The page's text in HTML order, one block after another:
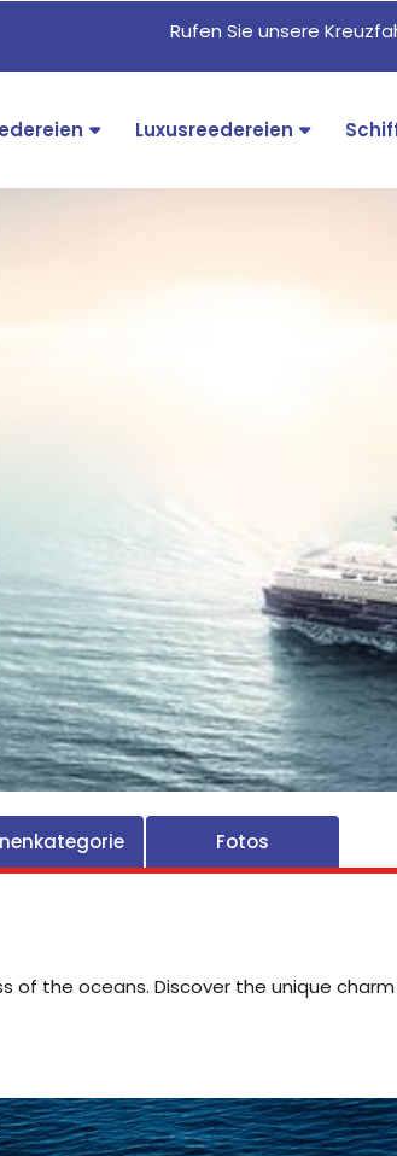
Rufen Sie unsere
Luxusreedereien
Fotos
the oceans. Discover the unique